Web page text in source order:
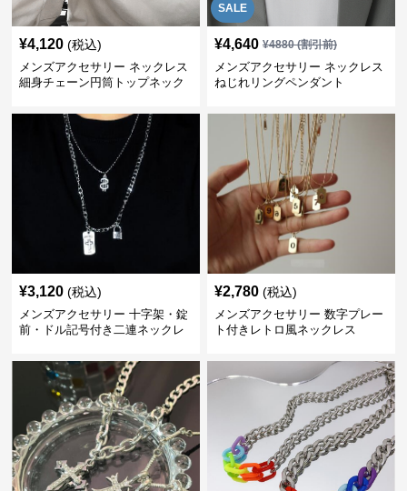
¥4,120 (税込)
メンズアクセサリー ネックレス
細身チェーン円筒トップネック
SALE
¥4,640 ¥4880(割引前)
メンズアクセサリー ネックレス
ねじれリングペンダント
¥3,120 (税込)
メンズアクセサリー 十字架・錠
前・ドル記号付き二連ネックレ
¥2,780 (税込)
メンズアクセサリー 数字プレー
ト付きレトロ風ネックレス